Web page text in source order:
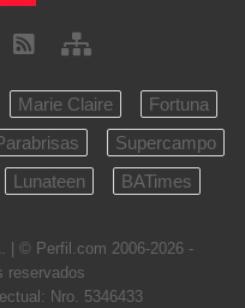
Marie Claire
Fortuna
Supercampo
Lunateen BATimes
| © Perfil.com 2006-2026 -
reservados
Nro. 5346433